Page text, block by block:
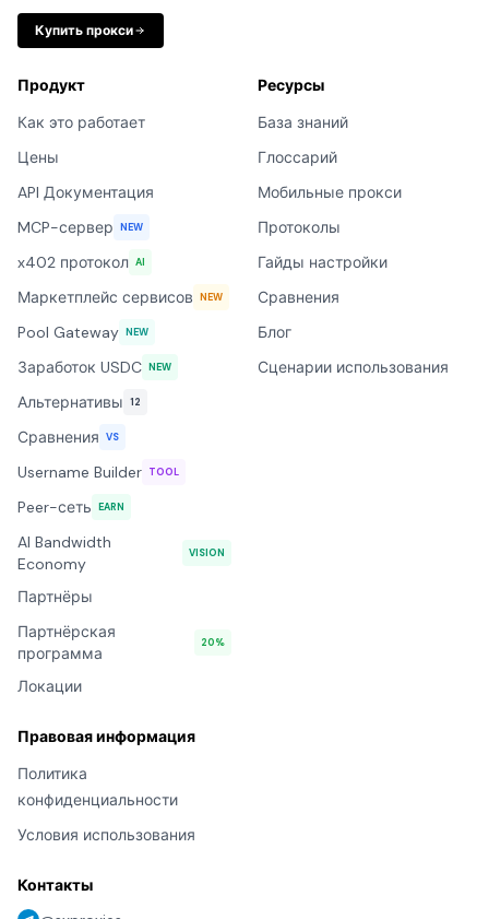
Купить прокси
Продукт
Как это работает
Цены
API Документация
MCP-сервер NEW
x402 протокол AI
Маркетплейс сервисов NEW
Pool Gateway NEW
Заработок USDC NEW
Альтернативы 12
Сравнения VS
Username Builder TOOL
Peer-сеть EARN
AI Bandwidth
Economy
VISION
Партнёры
Партнёрская
программа
20%
Локации
Ресурсы
База знаний
Глоссарий
Мобильные прокси
Протоколы
Гайды настройки
Сравнения
Блог
Сценарии использования
Правовая информация
Политика
конфиденциальности
Условия использования
Контакты